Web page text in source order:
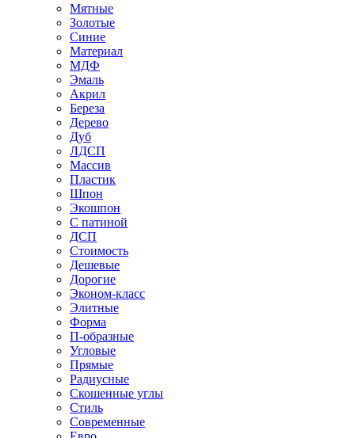
Мятные
Золотые
Синие
Материал
МДФ
Эмаль
Акрил
Береза
Дерево
Дуб
ЛДСП
Массив
Пластик
Шпон
Экошпон
С патиной
ДСП
Стоимость
Дешевые
Дорогие
Эконом-класс
Элитные
Форма
П-образные
Угловые
Прямые
Радиусные
Скошенные углы
Стиль
Современные